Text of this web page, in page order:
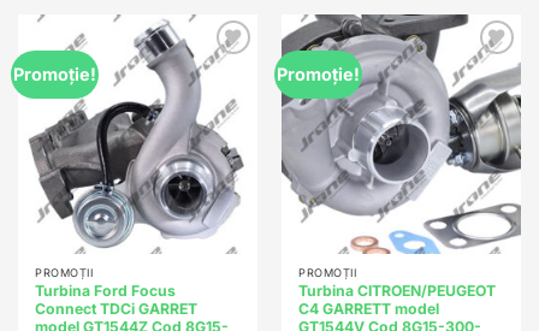
Promoție!
Add to
PROMOȚII
Turbina Ford Focus
Connect TDCi GARRET
model GT1544Z Cod 8G15-
Promoție!
Add to
wishlist
PROMOȚII
Turbina CITROEN/PEUGEOT
C4 GARRETT model
GT1544V Cod 8G15-300-